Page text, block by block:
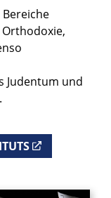
Judentum und